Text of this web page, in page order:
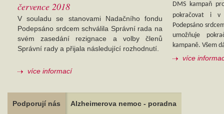
července 2018
V souladu se stanovami Nadačního fondu
Podepsáno srdcem schválila Správní rada na
svém zasedání rezignace a volby členů
Správní rady a přijala následující rozhodnutí.
více informací
DMS kampaň
pokračovat i v
Podepsáno
umožňuje
kampaně. Všem
více
Podporují nás Alzheimerova nemoc - poradna